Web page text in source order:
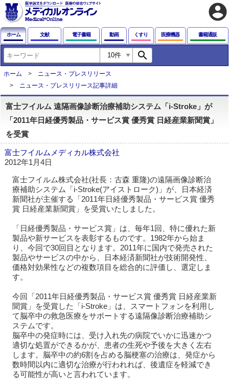
account_circle
ホーム 文献 電子書籍 動画 くすり 医療機器 書籍通販
search
ホーム
ニュース・プレスリリース
ニュース・プレスリリース記事詳細
富士フイルム 遠隔画像診断治療補助システム「i-Stroke」が
「2011年日経優秀製品・サービス賞 優秀賞 日経産業新聞賞」
を受賞
富士フイルムメディカル株式会社
2012年1月4日
富士フイルム株式会社(社長：古森 重隆)の遠隔画像診断治
療補助システム「i-Stroke(アイストローク)」が、日本経済
新聞社が主催する「2011年日経優秀製品・サービス賞 優秀
賞 日経産業新聞賞」を受賞いたしました。
「日経優秀製品・サービス賞」は、毎年1回、特に優れた新
製品や新サービスを表彰するものです。1982年から始ま
り、今回で30回目となります。2011年に国内で発売された
製品やサービスの中から、日本経済新聞社が技術開発性、
価格対効果性などの複数項目を総合的に評価し、選定しま
す。
今回「2011年日経優秀製品・サービス賞 優秀賞 日経産業新
聞賞」を受賞した「i-Stroke」は、スマートフォンを利用し
て脳卒中の救急医療をサポートする遠隔像診断治療補助シ
ステムです。
脳卒中の発症時には、受け入れ先の病院でいかに迅速かつ
適切な処置ができるかが、患者の生死や予後を大きく左右
します。脳卒中の約6割を占める脳梗塞の治療は、発症から
数時間以内に適切な治療が行われれば、後遺症を軽減でき
る可能性が高いと言われています。